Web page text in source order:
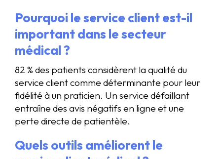
Pourquoi le service client est-il
important dans le secteur
médical ?
82 % des patients considèrent la qualité du
service client comme déterminante pour leur
fidélité à un praticien. Un service défaillant
entraîne des avis négatifs en ligne et une
perte directe de patientèle.
Quels outils améliorent le